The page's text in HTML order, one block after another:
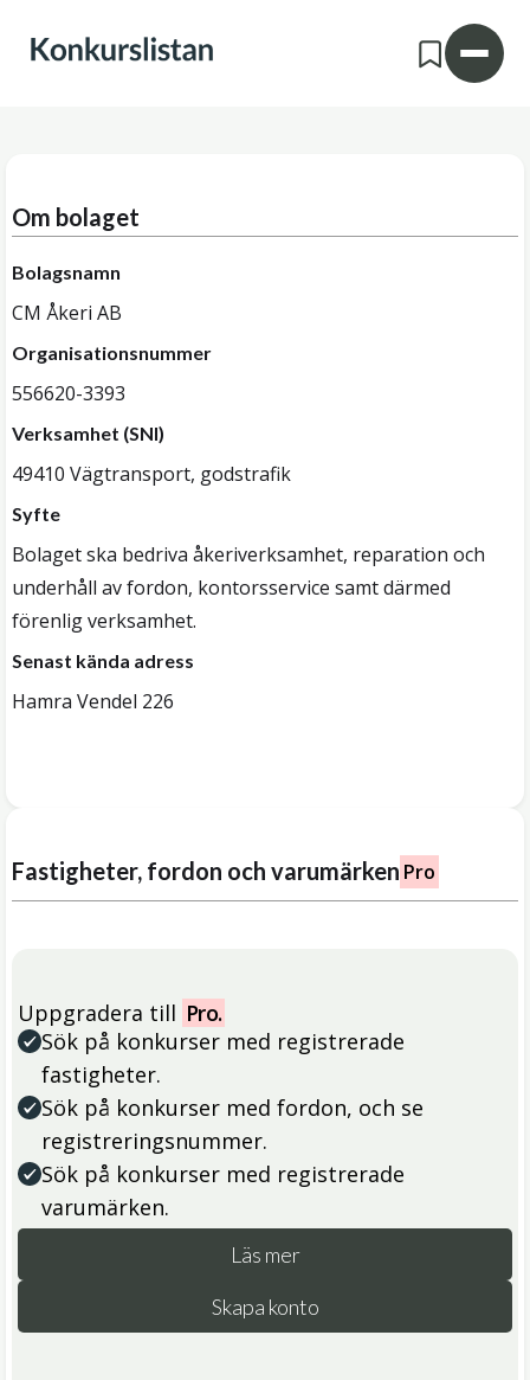
Om bolaget
Bolagsnamn
CM Åkeri AB
Organisationsnummer
556620-3393
Verksamhet (SNI)
49410 Vägtransport, godstrafik
Syfte
Bolaget ska bedriva åkeriverksamhet, reparation och
underhåll av fordon, kontorsservice samt därmed
förenlig verksamhet.
Senast kända adress
Hamra Vendel 226
Fastigheter, fordon och varumärken Pro
Uppgradera till Pro.
Sök på konkurser med registrerade
fastigheter.
Sök på konkurser med fordon, och se
registreringsnummer.
Sök på konkurser med registrerade
varumärken.
Läs mer
Skapa konto